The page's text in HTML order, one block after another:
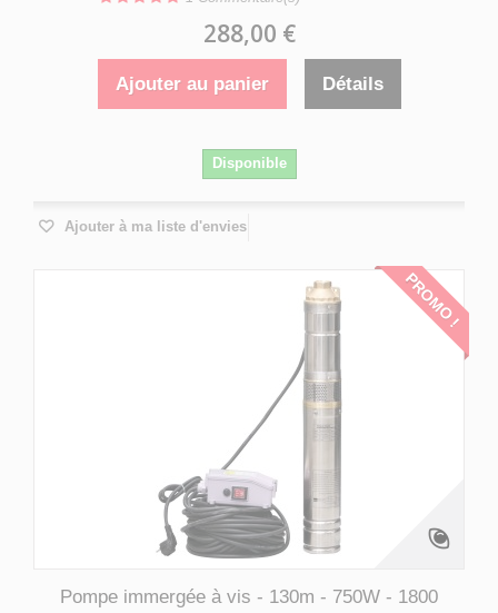
288,00 €
Ajouter au panier Détails
Disponible
Ajouter à ma liste d'envies
PROMO !
Pompe immergée à vis - 130m - 750W - 1800